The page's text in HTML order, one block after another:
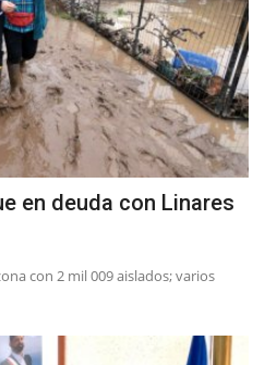
en deuda con Linares
con 2 mil 009 aislados; varios